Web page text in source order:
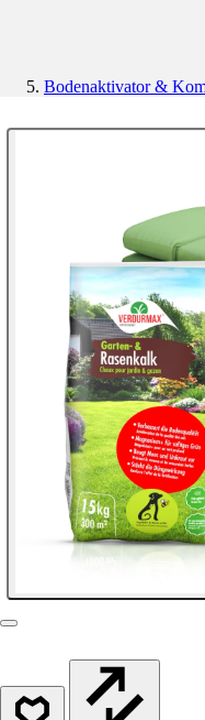
Bodenaktivator &